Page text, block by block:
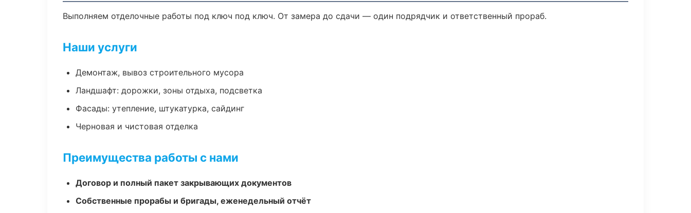
Выполняем отделочные работы под ключ под ключ. От замера до сдачи — один подрядчик и ответственный прораб.
Наши услуги
Демонтаж, вывоз строительного мусора
Ландшафт: дорожки, зоны отдыха, подсветка
Фасады: утепление, штукатурка, сайдинг
Черновая и чистовая отделка
Преимущества работы с нами
Договор и полный пакет закрывающих документов
Собственные прорабы и бригады, еженедельный отчёт